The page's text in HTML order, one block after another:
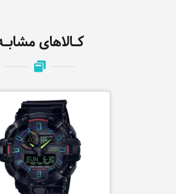
کـالاهای